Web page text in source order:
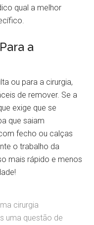
qual a melhor
a
ou para a cirurgia,
de remover. Se a
exige que se
que saiam
fecho ou calças
o trabalho da
mais rápido e menos
cirurgia
uma questão de